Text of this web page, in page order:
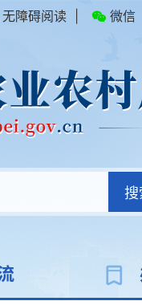
无障碍阅读 微信